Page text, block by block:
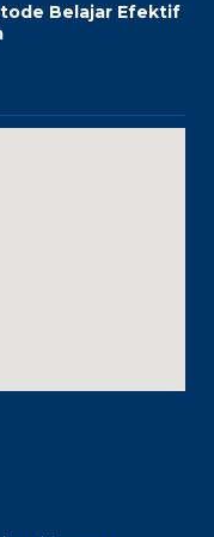
Belajar Efektif